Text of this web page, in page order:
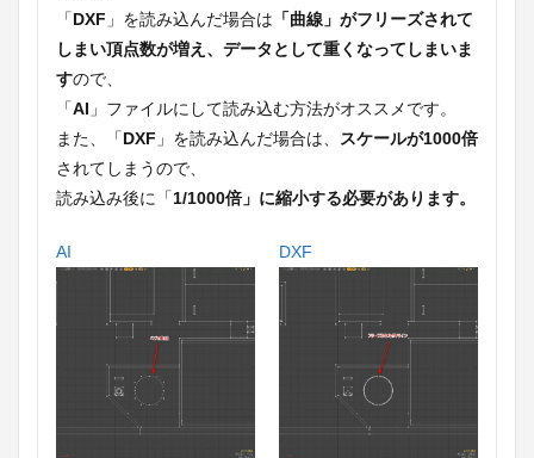
「DXF 」を読み込んだ場合は 「曲線」がフリーズされて
しまい頂点数が増え、データとして重くなってしまいま
すので、
「AI 」ファイルにして読み込む方法がオススメです。
また、「DXF 」を読み込んだ場合は、
スケールが1000倍
されてしまうので、
読み込み後に「1/1000倍」に縮小する必要があります。
AI DXF